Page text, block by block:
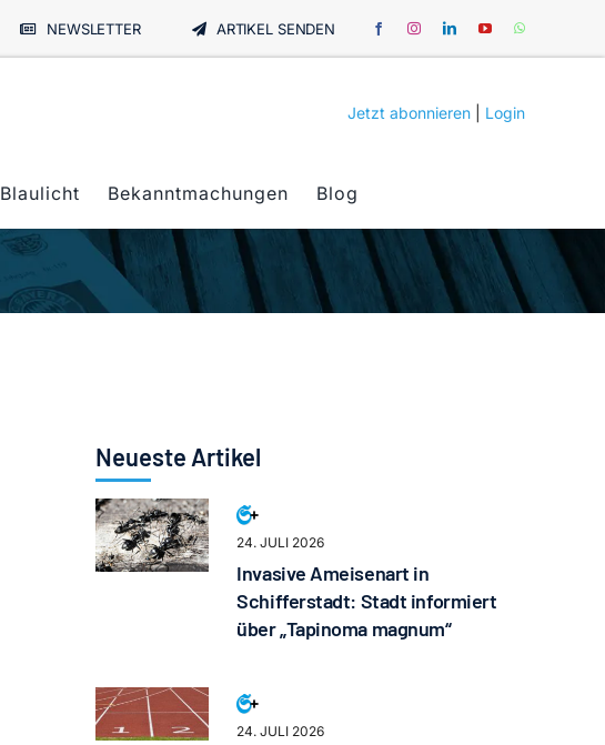
NEWSLETTER ARTIKEL SENDEN
Jetzt abonnieren Login
Blaulicht Bekanntmachungen Blog
Neueste Artikel
24. JULI 2026
Invasive Ameisenart in
Schifferstadt: Stadt informiert
über „Tapinoma magnum“
24. JULI 2026